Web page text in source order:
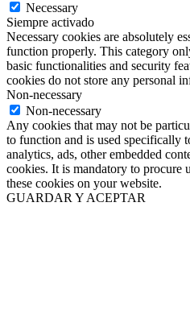
Necessary
Siempre activado
Necessary cookies are absolutely
function properly. This category
basic functionalities and security
cookies do not store any personal
Non-necessary
Non-necessary
Any cookies that may not be
to function and is used specifically
analytics, ads, other embedded
cookies. It is mandatory to procure
these cookies on your website.
GUARDAR Y ACEPTAR